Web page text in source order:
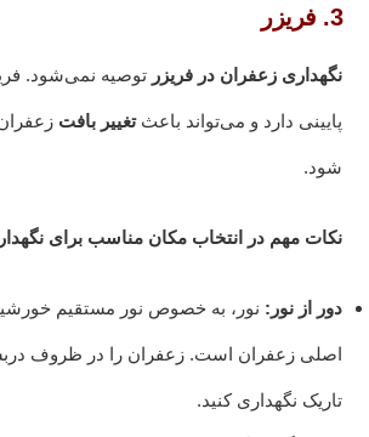
3. فریزر
نگهداری زعفران در فریزر توصیه نمی‌شود.
پایینی دارد و می‌تواند باعثتغییر بافت
شود.
نکات مهم در انتخاب مکان مناسب برای
دور از نور: نور، به خصوص نور مستقیم
اصلی زعفران است. زعفران را در ظروف
تاریک نگهداری کنید.